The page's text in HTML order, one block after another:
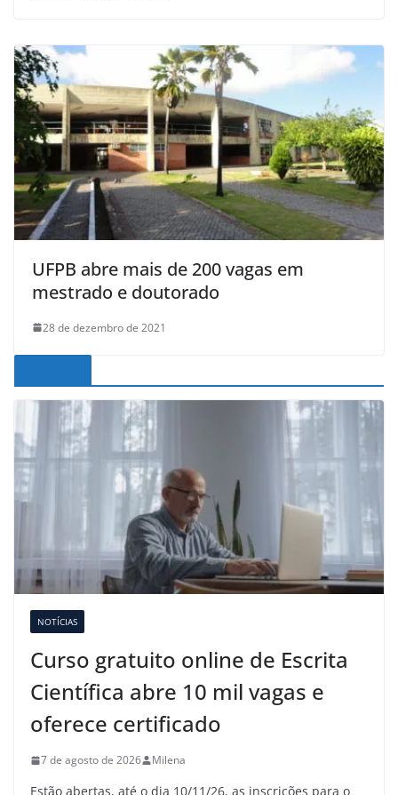
UFPB abre mais de 200 vagas em
mestrado e doutorado
28 de dezembro de 2021
NOTÍCIAS
Curso gratuito online de Escrita
Científica abre 10 mil vagas e
oferece certificado
7 de agosto de 2026 Milena
Estão abertas, até o dia 10/11/26, as inscrições para o